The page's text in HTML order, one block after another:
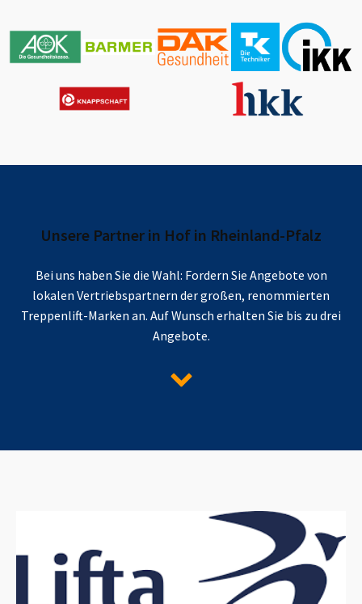
Unsere Partner in Hof in Rheinland-Pfalz
Bei uns haben Sie die Wahl: Fordern Sie Angebote von
lokalen Vertriebspartnern der großen, renommierten
Treppenlift-Marken an. Auf Wunsch erhalten Sie bis zu drei
Angebote.